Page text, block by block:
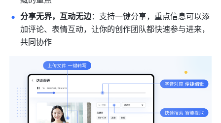
分享无界，互动无边：支持一键分享，重点信息可以添
加评论、表情互动，让你的创作团队都快速参与进来，
共同协作